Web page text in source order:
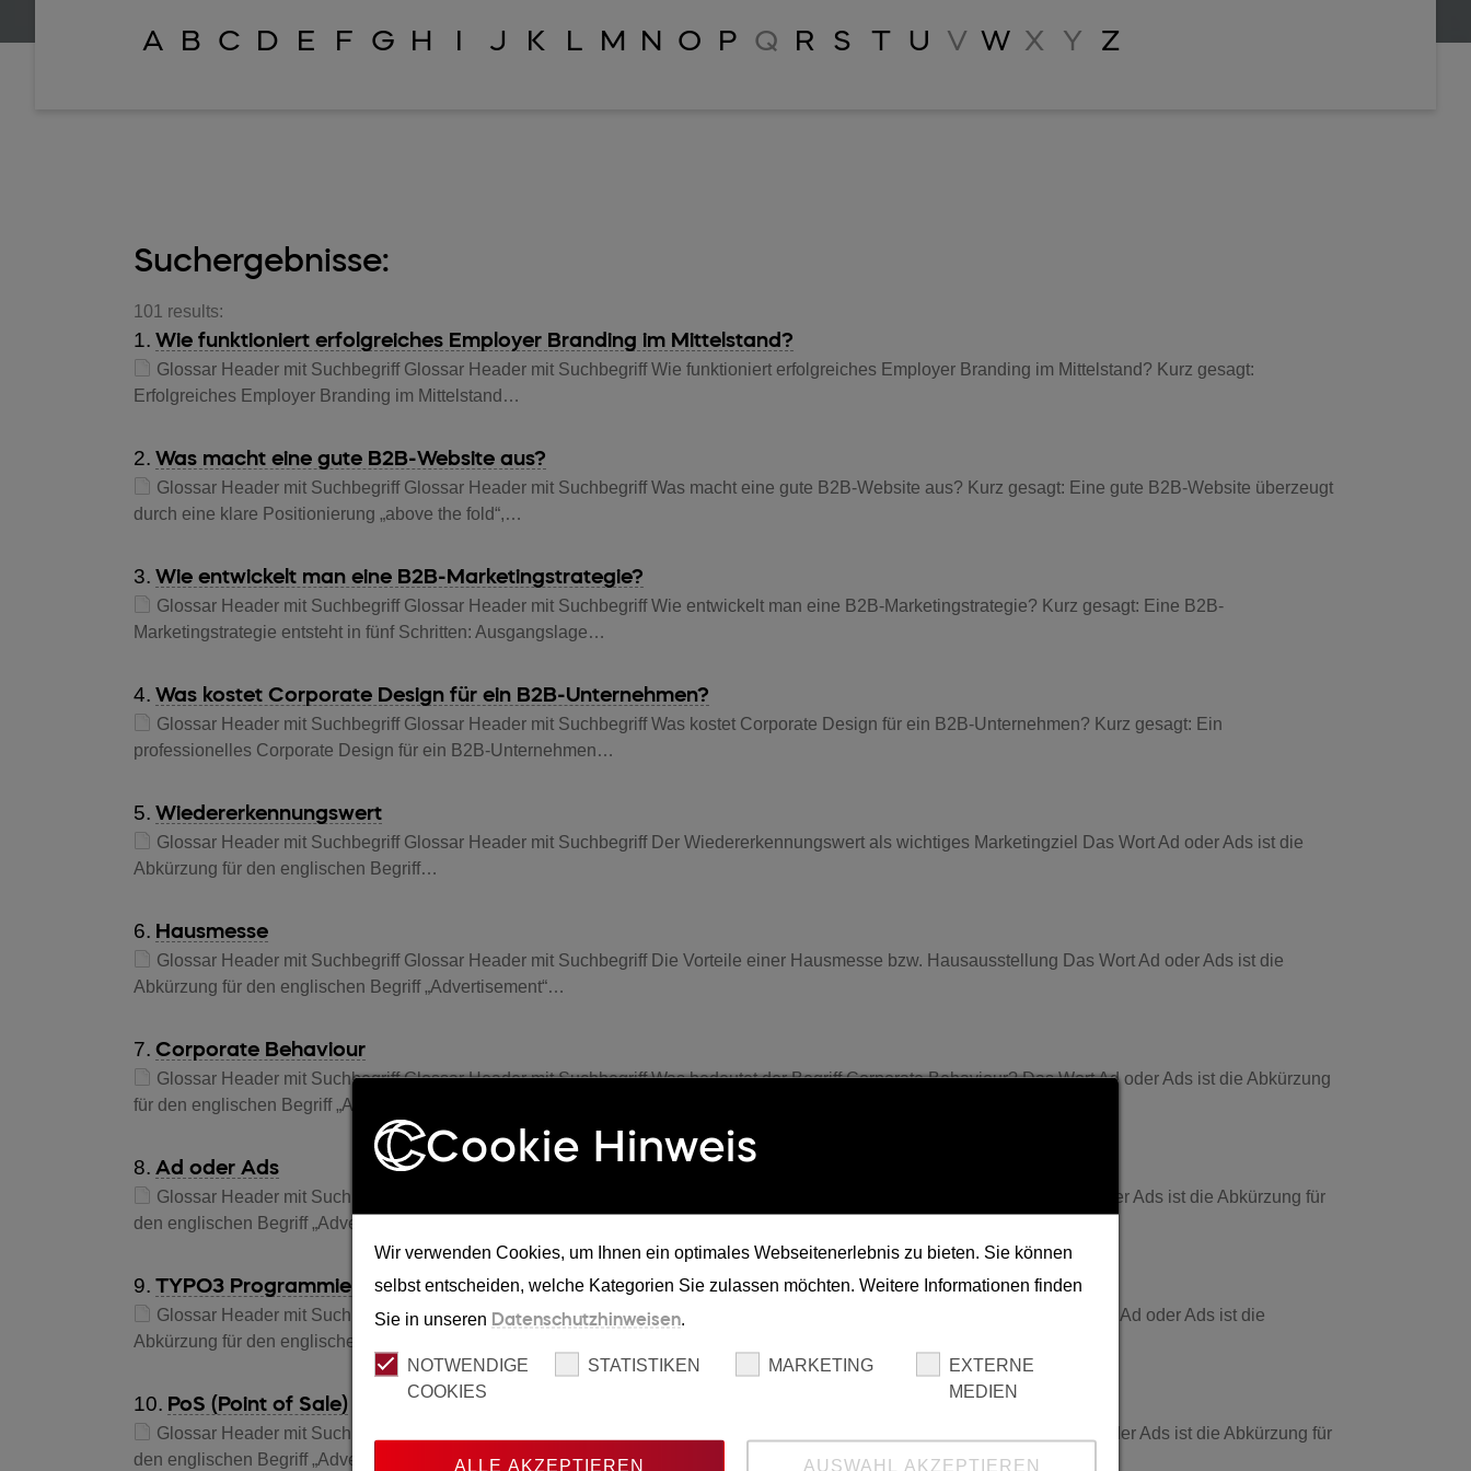
A B C D E F G H I J K L M N O P Q R S T U V W X Y Z
Suchergebnisse:
101 results:
1. Wie funktioniert erfolgreiches Employer Branding im Mittelstand?
Glossar Header mit Suchbegriff Glossar Header mit Suchbegriff Wie funktioniert erfolgreiches Employer Branding im Mittelstand? Kurz gesagt:
Erfolgreiches Employer Branding im Mittelstand…
2. Was macht eine gute B2B-Website aus?
Glossar Header mit Suchbegriff Glossar Header mit Suchbegriff Was macht eine gute B2B-Website aus? Kurz gesagt: Eine gute B2B-Website überzeugt
durch eine klare Positionierung „above the fold“,…
3. Wie entwickelt man eine B2B-Marketingstrategie?
Glossar Header mit Suchbegriff Glossar Header mit Suchbegriff Wie entwickelt man eine B2B-Marketingstrategie? Kurz gesagt: Eine B2B-
Marketingstrategie entsteht in fünf Schritten: Ausgangslage…
4. Was kostet Corporate Design für ein B2B-Unternehmen?
Glossar Header mit Suchbegriff Glossar Header mit Suchbegriff Was kostet Corporate Design für ein B2B-Unternehmen? Kurz gesagt: Ein
professionelles Corporate Design für ein B2B-Unternehmen…
5. Wiedererkennungswert
Glossar Header mit Suchbegriff Glossar Header mit Suchbegriff Der Wiedererkennungswert als wichtiges Marketingziel Das Wort Ad oder Ads ist die
Abkürzung für den englischen Begriff…
6. Hausmesse
Glossar Header mit Suchbegriff Glossar Header mit Suchbegriff Die Vorteile einer Hausmesse bzw. Hausausstellung Das Wort Ad oder Ads ist die
Abkürzung für den englischen Begriff „Advertisement“…
7. Corporate Behaviour
Glossar Header mit Suchbegriff Glossar Header mit Suchbegriff Was bedeutet der Begriff Corporate Behaviour? Das Wort Ad oder Ads ist die Abkürzung
für den englischen Begriff „Advertisement“…
8. Ad oder Ads
Glossar Header mit Suchbegriff Glossar Header mit Suchbegriff Wo und wie Ad bzw. Ads eingesetzt werden Das Wort Ad oder Ads ist die Abkürzung für
den englischen Begriff „Advertisement“ (en), der…
9. TYPO3 Programmierung
Glossar Header mit Suchbegriff Glossar Header mit Suchbegriff Was versteht man unter TYPO3 Programmierung? Das Wort Ad oder Ads ist die
Abkürzung für den englischen Begriff „Advertisement“ (en),…
10. PoS (Point of Sale)
Glossar Header mit Suchbegriff Glossar Header mit Suchbegriff Was verbirgt sich hinter PoS (Point of Sale)? Das Wort Ad oder Ads ist die Abkürzung für
den englischen Begriff „Advertisement“…
Cookie Hinweis
Wir verwenden Cookies, um Ihnen ein optimales Webseitenerlebnis zu bieten. Sie können
selbst entscheiden, welche Kategorien Sie zulassen möchten. Weitere Informationen finden
Sie in unseren Datenschutzhinweisen
NOTWENDIGE
COOKIES
STATISTIKEN MARKETING
EXTERNE
MEDIEN
ALLE AKZEPTIEREN AUSWAHL AKZEPTIEREN